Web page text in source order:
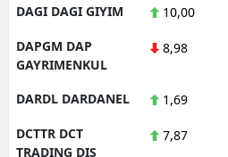
DAGI DAGI GIYIM 10,00
DAPGM DAP
GAYRIMENKUL
8,98
DARDL DARDANEL 1,69
DCTTR DCT
TRADING DIS
7,87